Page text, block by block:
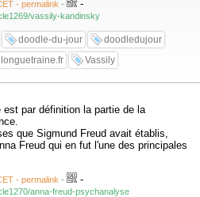
- permalink - -
vassily-kandinsky
doodle-du-jour
doodledujour
longuetraine.fr Vassily
par définition la partie de la
que Sigmund Freud avait établis,
Freud qui en fut l'une des principales
- permalink - -
anna-freud-psychanalyse